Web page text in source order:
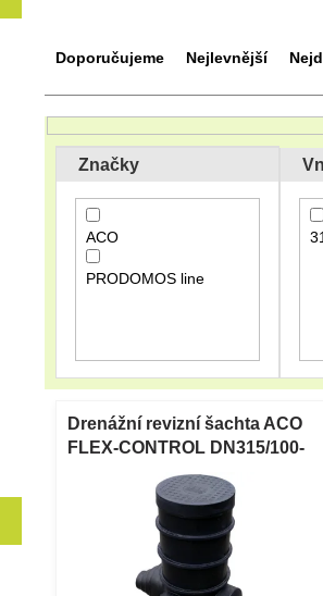
e
Doporučujeme Nejlevnější
Značky
ACO
PRODOMOS line
Drenážní revizní šachta ACO
FLEX-CONTROL DN315/100-
200 plastová s lapačem písku